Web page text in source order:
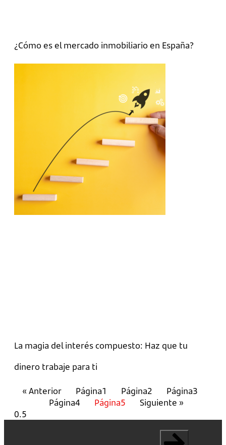
¿Cómo es el mercado inmobiliario en España?
La magia del interés compuesto: Haz que tu
dinero trabaje para ti
« Anterior Página1 Página2 Página3
Página4 Página5 Siguiente »